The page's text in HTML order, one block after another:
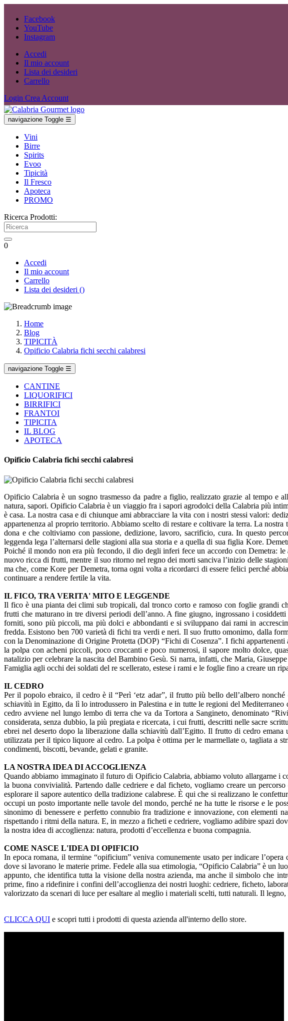
Facebook
YouTube
Instagram
Accedi
Il mio account
Lista dei desideri
Carrello
Login Crea Account
navigazione Toggle ☰
Vini
Birre
Spirits
Evoo
Tipicità
Il Fresco
Apoteca
PROMO
Ricerca Prodotti:
0
Accedi
Il mio account
Carrello
Lista dei desideri ()
Home
Blog
TIPICITÀ
Opificio Calabria fichi secchi calabresi
navigazione Toggle ☰
CANTINE
LIQUORIFICI
BIRRIFICI
FRANTOI
TIPICITA
IL BLOG
APOTECA
Opificio Calabria fichi secchi calabresi
Opificio Calabria è un sogno trasmesso da padre a figlio, realizzato grazie al tempo
natura, sapori. Opificio Calabria è un viaggio fra i sapori agrodolci della Calabria più
è casa. La nostra casa e di chiunque ami abbracciare la vita con i nostri stessi valori:
appartenenza al proprio territorio. Abbiamo scelto di restare e coltivare la terra. La
dona e che coltiviamo con passione, dedizione, lavoro, sacrificio, cura. In questo
leggenda lega l’alternarsi delle stagioni alla sua storia e a quella di sua figlia Kore.
Poiché il mondo non era più fecondo, il dio degli inferi fece un accordo con Demetra:
nuovo ricca di frutti, mentre il suo ritorno nel regno dei morti sanciva l’inizio delle
ma che, come Kore per Demetra, torna ogni volta a ricordarci di essere felici perché
continuare a rendere fertile la vita.
IL FICO, TRA VERITA' MITO E LEGGENDE
Il fico è una pianta dei climi sub tropicali, dal tronco corto e ramoso con foglie grandi
frutti che maturano in tre diversi periodi dell’anno. A fine giugno, ingrossano i
forniti, sono più piccoli, ma più dolci e abbondanti e si sviluppano dai rami in
fredda. Esistono ben 700 varietà di fichi tra verdi e neri. Il suo frutto omonimo, dalla
con la Denominazione di Origine Protetta (DOP) “Fichi di Cosenza”. I fichi
la polpa con acheni piccoli, poco croccanti e poco numerosi, il sapore molto dolce,
natalizio per celebrare la nascita del Bambino Gesù. Si narra, infatti, che Maria,
Famiglia agli occhi dei soldati del re scellerato, estese i rami e le foglie fino a creare un
IL CEDRO
Per il popolo ebraico, il cedro è il “Perì ‘etz adar”, il frutto più bello dell’albero
schiavitù in Egitto, da lì lo introdussero in Palestina e in tutte le regioni del
cedro avviene nel lungo lembo di terra che va da Tortora a Sangineto, denominato
considerata, senza dubbio, la più pregiata e ricercata, i cui frutti, descritti nelle sacre
ebrei nel deserto dopo la liberazione dalla schiavitù dall’Egitto. Il frutto di cedro
utilizzata per il tipico liquore al cedro. La polpa è ottima per le marmellate o, tagliata a
condimenti, biscotti, bevande, gelati e granite.
LA NOSTRA IDEA DI ACCOGLIENZA
Quando abbiamo immaginato il futuro di Opificio Calabria, abbiamo voluto allargarne i
la buona convivialità. Partendo dalle cedriere e dal ficheto, vogliamo creare un
esplorare il sapore autentico della tradizione calabrese. È qui che si realizzano le
occupi un posto importante nelle tavole del mondo, perché ne ha tutte le risorse e le
sinonimo di benessere e perfetto connubio fra tradizione e innovazione, con elementi
rispettando i ritmi della natura. E, in mezzo a ficheti e cedriere, vogliamo adibire spazi
la nostra idea di accoglienza: natura, prodotti d’eccellenza e buona compagnia.
COME NASCE L'IDEA DI OPIFICIO
In epoca romana, il termine “opificium” veniva comunemente usato per indicare
dove si lavorano le materie prime. Fedele alla sua etimologia, “Opificio Calabria” è un
appunto, che identifica tutta la visione della nostra azienda, ma anche il simbolo che
prime, fino a ridefinire i confini dell’accoglienza dei nostri luoghi: cedriere, ficheto,
valorizzato da scenari di luce per esaltare al meglio i materiali scelti, tutti naturali. Il
CLICCA QUI e scopri tutti i prodotti di questa azienda all'interno dello store.